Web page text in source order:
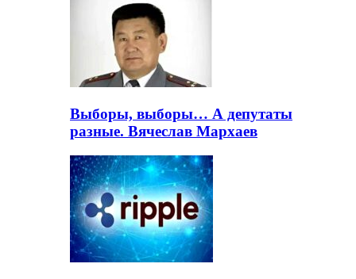
Выборы, выборы… А депутаты
разные. Вячеслав Мархаев